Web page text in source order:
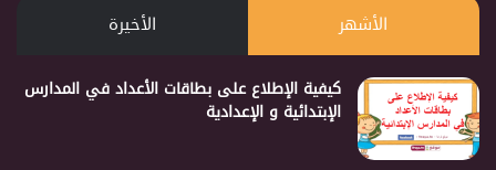
الأشهر الأخيرة
كيفية الإطلاع على بطاقات الأعداد في المدارس
الإبتدائية و الإعدادية